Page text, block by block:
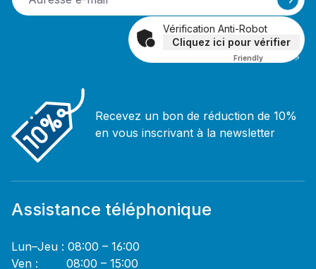
Vérification Anti-Robot
Cliquez ici pour vérifier
Friendly Captcha ⇗
Recevez un bon de réduction de 10%
en vous inscrivant à la newsletter
Assistance téléphonique
Lun–Jeu : 08:00 – 16:00
Ven : 08:00 – 15:00